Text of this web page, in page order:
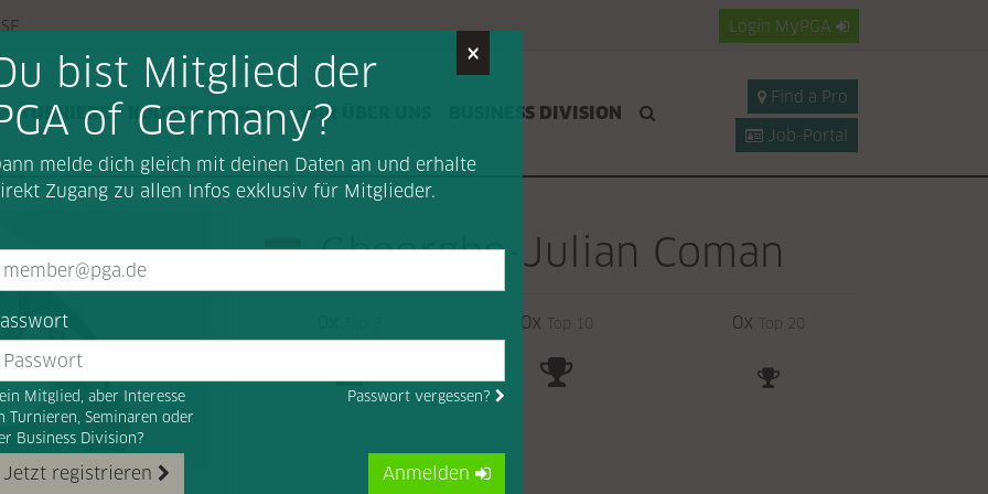
Login MyPGA
TURNIERE KOOPERATIONEN WIR ÜBER UNS BUSINESS DIVISION
Find a Pro
Job-Portal
Gheorghe-Julian Coman
0x Top 10 0x Top 20
×
bist Mitglied der
of Germany?
melde dich gleich mit deinen Daten an und erhalte
Zugang zu allen Infos exklusiv für Mitglieder.
Mitglied, aber Interesse
Turnieren, Seminaren oder
Business Division?
Passwort vergessen?
Jetzt registrieren Anmelden